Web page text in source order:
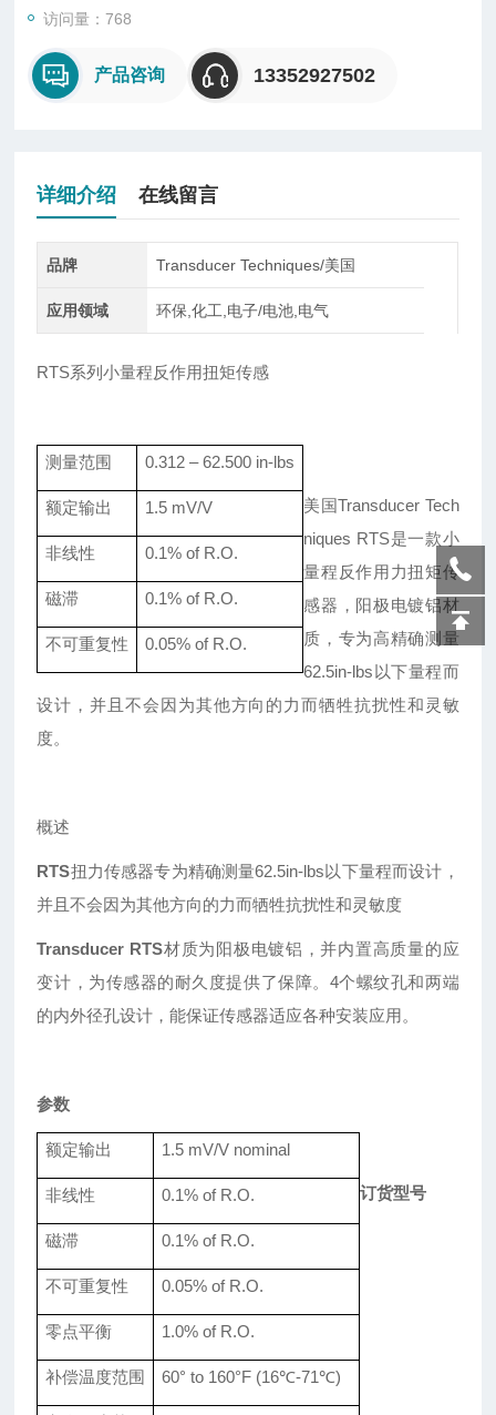
计，能保证传感器适应各种安装应用。
访问量：768
产品咨询 13352927502
详细介绍 在线留言
品牌 Transducer Techniques/美国
应用领域 环保,化工,电子/电池,电气
RTS系列小量程反作用扭矩传感
测量范围 0.312– 62.500 in-lbs
额定输出 1.5 mV/V
非线性 0.1% of R.O.
磁滞 0.1% of R.O.
不可重复性 0.05% of R.O.
美国Transducer Tech
niques RTS是一款小
量程反作用力扭矩传
感器，阳极电镀铝材
质，专为高精确测量
62.5in-lbs以下量程而
设计，并且不会因为其他方向的力而牺牲抗扰性和灵敏
度。
概述
RTS扭力传感器专为精确测量62.5in-lbs以下量程而设计，
并且不会因为其他方向的力而牺牲抗扰性和灵敏度
Transducer RTS材质为阳极电镀铝，并内置高质量的应
变计，为传感器的耐久度提供了保障。 4个螺纹孔和两端
的内外径孔设计，能保证传感器适应各种安装应用。
参数
额定输出 1.5 mV/V nominal
非线性 0.1% of R.O.
磁滞 0.1% of R.O.
不可重复性 0.05% of R.O.
零点平衡 1.0% of R.O.
补偿温度范围 60° to 160°F (16℃-71℃)
订货型号